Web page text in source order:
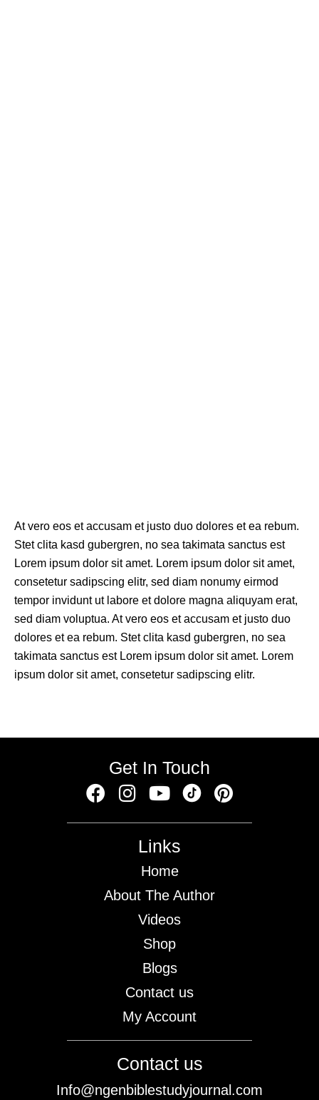
At vero eos et accusam et justo duo dolores et ea rebum.
Stet clita kasd gubergren, no sea takimata sanctus est
Lorem ipsum dolor sit amet. Lorem ipsum dolor sit amet,
consetetur sadipscing elitr, sed diam nonumy eirmod
tempor invidunt ut labore et dolore magna aliquyam erat,
sed diam voluptua. At vero eos et accusam et justo duo
dolores et ea rebum. Stet clita kasd gubergren, no sea
takimata sanctus est Lorem ipsum dolor sit amet. Lorem
ipsum dolor sit amet, consetetur sadipscing elitr.
Contact us
Info@ngenbiblestudyjournal.com
Links
Home
About The Author
Videos
Shop
Blogs
Contact us
My Account
Get In Touch